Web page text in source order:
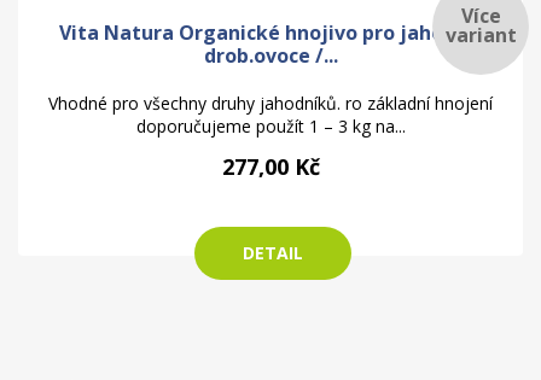
Vita Natura Organické hnojivo pro jahody a
drob.ovoce /...
Vhodné pro všechny druhy jahodníků. ro základní hnojení
doporučujeme použít 1 – 3 kg na...
277,00 Kč
DETAIL
Více
variant